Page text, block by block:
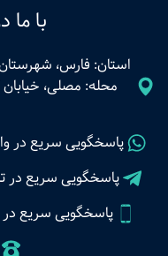
با ما
استان: فارس،
پاسخگویی سریع در
پاسخگویی سریع در
پاسخگویی سریع در سروش،